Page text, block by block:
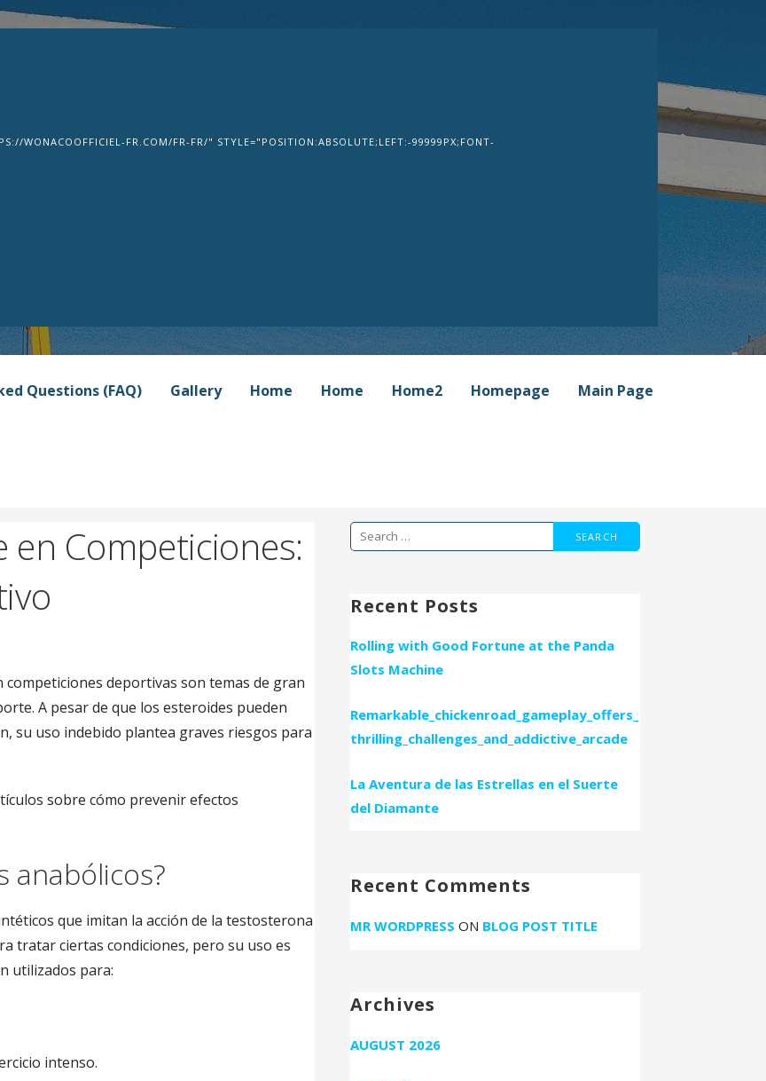
WONACOOFFICIEL-FR.COM/FR-FR/" STYLE="POSITION:ABSOLUTE;LEFT:-99999PX;FONT-
Questions (FAQ) Gallery Home Home Home2 Homepage
Main Page
en Competiciones:
competiciones deportivas son temas de gran
A pesar de que los esteroides pueden
su uso indebido plantea graves riesgos para
sobre cómo prevenir efectos
anabólicos?
que imitan la acción de la testosterona
tratar ciertas condiciones, pero su uso es
utilizados para:
intenso.
Search
for:
Recent Posts
Rolling with Good Fortune at the Panda
Slots Machine
Remarkable_chickenroad_gameplay_offers_
thrilling_challenges_and_addictive_arcade
La Aventura de las Estrellas en el Suerte
del Diamante
Recent Comments
MR WORDPRESS ON BLOG POST TITLE
Archives
AUGUST 2026